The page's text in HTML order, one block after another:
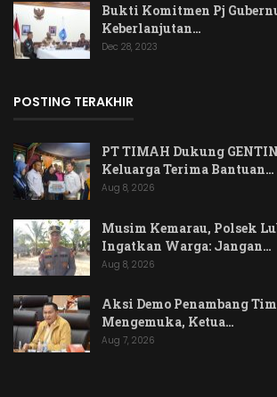
Bukti Komitmen Pj
Keberlanjutan…
Dec 28, 2023
POSTING TERAKHIR
PT TIMAH Dukung
Keluarga Terima Bantuan…
Aug 8, 2026
Musim Kemarau, Polsek
Ingatkan Warga: Jangan…
Aug 8, 2026
Aksi Demo Penambang
Mengemuka, Ketua…
Aug 7, 2026